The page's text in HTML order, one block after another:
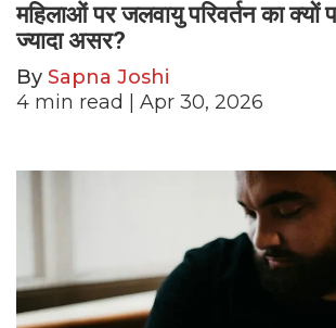
महिलाओं पर जलवायु परिवर्तन का क्यों
ज्यादा असर?
By Sapna Joshi
4 min read | Apr 30, 2026